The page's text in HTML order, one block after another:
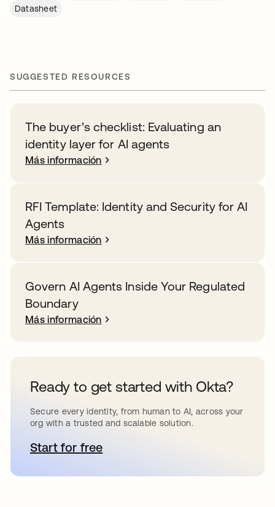
Datasheet
SUGGESTED RESOURCES
The buyer’s checklist: Evaluating an
identity layer for AI agents
Más información
RFI Template: Identity and Security for AI
Agents
Más información
Govern AI Agents Inside Your Regulated
Boundary
Más información
Ready to get started with Okta?
Secure every identity, from human to AI, across your
org with a trusted and scalable solution.
Start for freese abre en una pestaña nueva